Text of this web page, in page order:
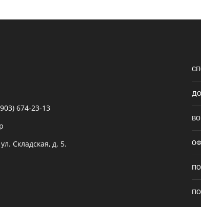
674-23-13
Складская, д. 5.